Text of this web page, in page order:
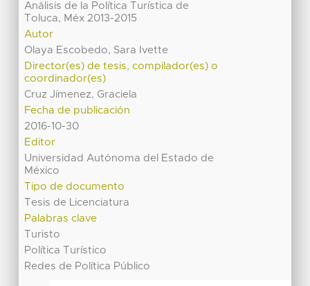
Análisis de la Política Turística de
Toluca, Méx 2013-2015
Autor
Olaya Escobedo, Sara Ivette
Director(es) de tesis, compilador(es) o
coordinador(es)
Cruz Jímenez, Graciela
Fecha de publicación
2016-10-30
Editor
Universidad Autónoma del Estado de
México
Tipo de documento
Tesis de Licenciatura
Palabras clave
Turisto
Política Turístico
Redes de Política Público